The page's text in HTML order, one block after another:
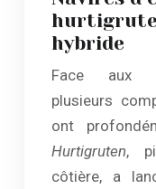
hybride
Face aux
plusieurs
ont
Hurtigruten,
côtière, a